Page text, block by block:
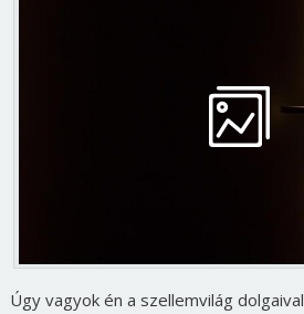
Úgy vagyok én a szellemvilág